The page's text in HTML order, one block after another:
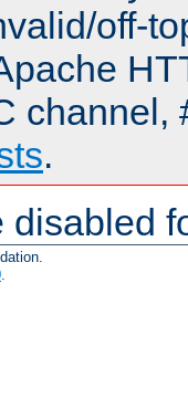
off-
channel,
.
disabled